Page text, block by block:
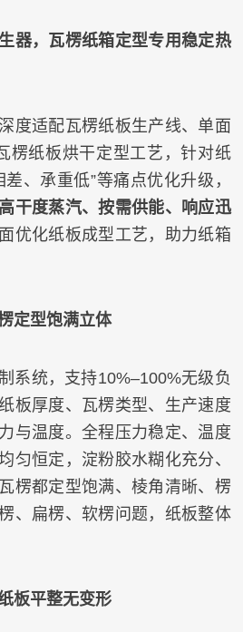
器，瓦楞纸箱定型专用稳定热
度适配瓦楞纸板生产线、单面
楞纸板烘干定型工艺，针对纸
、承重低”等痛点优化升级，
干度蒸汽、按需供能、响应迅
优化纸板成型工艺，助力纸箱
定型饱满立体
系统，支持10%–100%无级负
板厚度、瓦楞类型、生产速度
与温度。全程压力稳定、温度
匀恒定，淀粉胶水糊化充分、
楞都定型饱满、棱角清晰、楞
、扁楞、软楞问题，纸板整体
板平整无变形